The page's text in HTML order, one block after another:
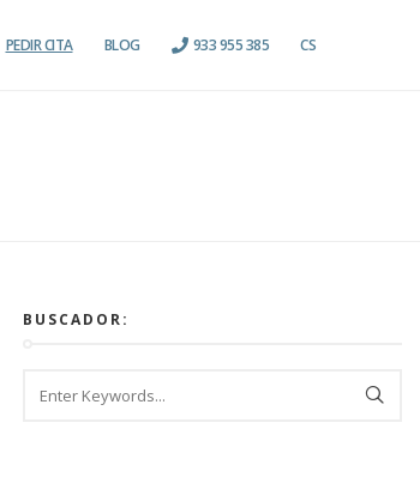
PEDIR CITA BLOG 933 955 385 CS
BUSCADOR: